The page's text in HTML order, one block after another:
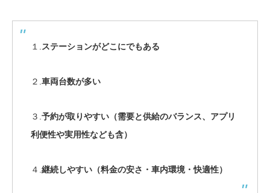
１. ステーションがどこにでもある
２. 車両台数が多い
３. 予約が取りやすい（需要と供給のバランス、アプリ
利便性や実用性なども含）
４. 継続しやすい（料金の安さ・車内環境・快適性）